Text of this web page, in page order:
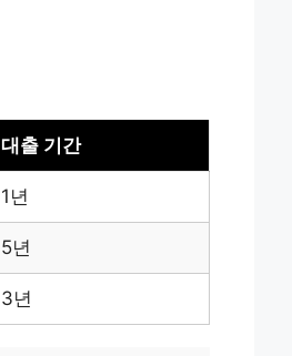
대출 기간
1년
5년
3년